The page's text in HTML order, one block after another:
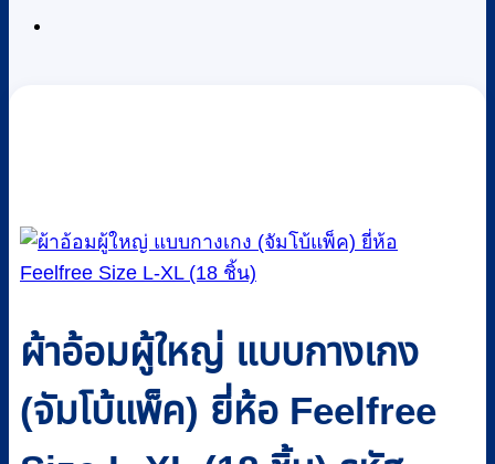
ผ้าอ้อมผู้ใหญ่ แบบกางเกง
(จัมโบ้แพ็ค) ยี่ห้อ Feelfree